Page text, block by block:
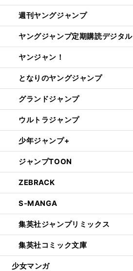
週刊ヤングジャンプ
ヤングジャンプ定期購読デジタル
ヤンジャン！
となりのヤングジャンプ
グランドジャンプ
ウルトラジャンプ
少年ジャンプ+
ジャンプTOON
ZEBRACK
S-MANGA
集英社ジャンプリミックス
集英社コミック文庫
少女マンガ